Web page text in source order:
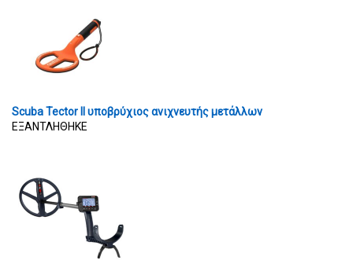
Scuba Tector II υποβρύχιος ανιχνευτής μετάλλων
ΕΞΑΝΤΛΗΘΗΚΕ